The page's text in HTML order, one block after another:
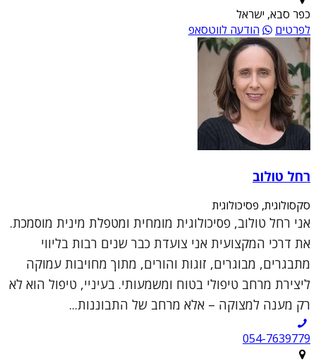
כפר סבא, ישראל
לפרטים
הודעה לווטסאפ
רחל טולוב
סקסולוגית, פסיכולוגית
אני רחל טולוב, פסיכולוגית מומחית ומטפלת מינית מוסמכת.
את דרכי המקצועית אני צועדת כבר שנים רבות בליווי
מתבגרים, מבוגרים, זוגות והורים, מתוך מחויבות עמוקה
ליצירת מרחב טיפולי בטוח ומשמעותי. בעיניי, טיפול הוא לא
רק מענה למצוקה – אלא מרחב של התבוננות...
054-7639779